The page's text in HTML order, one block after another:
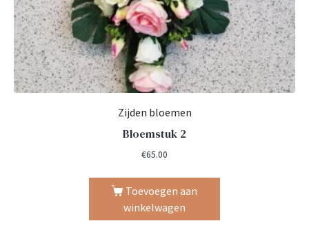
Zijden bloemen
Bloemstuk 2
€65.00
Toevoegen aan
winkelwagen